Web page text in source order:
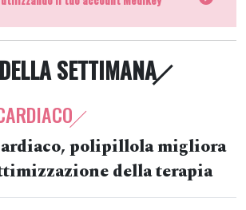
SETTIMANA
polipillola migliora
della terapia